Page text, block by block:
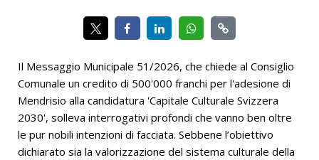
Il Messaggio Municipale 51/2026, che chiede al Consiglio
Comunale un credito di 500'000 franchi per l'adesione di
Mendrisio alla candidatura 'Capitale Culturale Svizzera
2030', solleva interrogativi profondi che vanno ben oltre
le pur nobili intenzioni di facciata. Sebbene l’obiettivo
dichiarato sia la valorizzazione del sistema culturale della